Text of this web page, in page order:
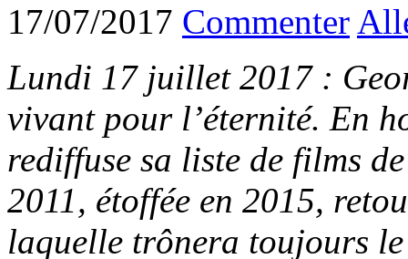
17/07/2017 Commenter
Lundi 17 juillet 2017 :
vivant pour l’éternité. En
rediffuse sa liste de films
2011, étoffée en 2015,
laquelle trônera toujours